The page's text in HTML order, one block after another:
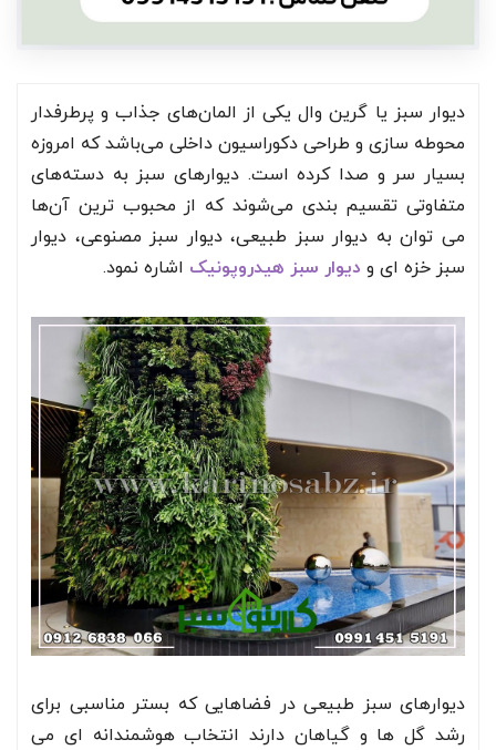
دیوار سبز یا گرین وال یکی از المان‌های جذاب و پرطرفدار
محوطه‌ سازی و طراحی دکوراسیون داخلی می‌باشد که امروزه
بسیار سر و صدا کرده است. دیوار‌های سبز به دسته‌های
متفاوتی تقسیم بندی می‌شوند که از محبوب ترین آن‌ها
می توان به دیوار سبز طبیعی، دیوار سبز مصنوعی، دیوار
سبز خزه ای و دیوار سبز هیدروپونیک اشاره نمود.
دیوار‌های سبز طبیعی در فضاهایی که بستر مناسبی برای
رشد گل‌ ها و گیاهان دارند انتخاب هوشمندانه‌ ای می